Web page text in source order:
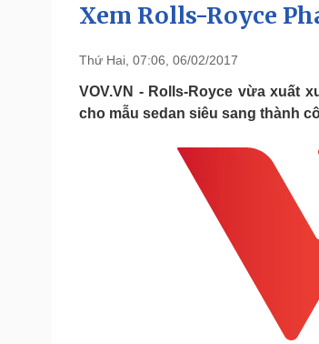
Nhận diện sự thật
Dấu ấn
Pháp luật
Vụ án
Quân sự
Vũ khí
Phân tích
Đời sống
Tình
Xem Rolls-Royce
Thứ Hai, 07:06, 06/02/2017
VOV.VN - Rolls-Royce vừa xuất
cho mẫu sedan siêu sang thành